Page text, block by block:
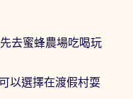
去蜜蜂農場吃喝玩
以選擇在渡假村耍